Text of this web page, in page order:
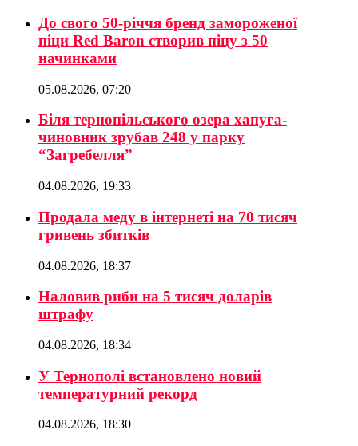
До свого 50-річчя бренд замороженої
піци Red Baron створив піцу з 50
начинками
05.08.2026, 07:20
Біля тернопільського озера хапуга-
чиновник зрубав 248 у парку
“Загребелля”
04.08.2026, 19:33
Продала меду в інтернеті на 70 тисяч
гривень збитків
04.08.2026, 18:37
Наловив риби на 5 тисяч доларів
штрафу
04.08.2026, 18:34
У Тернополі встановлено новий
температурний рекорд
04.08.2026, 18:30